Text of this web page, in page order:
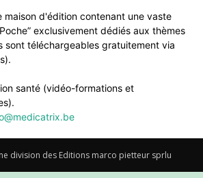
maison d'édition contenant une vaste
exclusivement dédiés aux thèmes
sont téléchargeables gratuitement via
santé (vidéo-formations et
division des Editions marco pietteur sprlu